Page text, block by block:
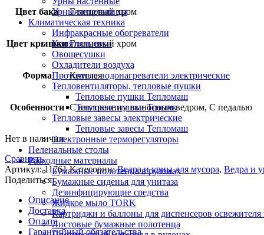
Урны-пепельницы
Климатическая техника
Инфракрасные обогреватели
Кипятильники
Овощесушки
Охладители воздуха
Проточные водонагреватели электрические
Тепловентиляторы, тепловые пушки
Тепловые пушки Тепломаш
Тепловые пушки Тропик
Тепловые завесы электрические
Тепловые завесы Тепломаш
Электронные терморегуляторы
Пеленальные столы
Расходные материалы
Бумажные полотенца в рулонах
Бумажные сиденья для унитаза
Дезинфицирующие средства
Жидкое мыло TORK
Картриджи и баллоны для диспенсеров освежителя
Листовые бумажные полотенца
Цвет бака Глянцевый хром
Цвет крышки Глянцевый хром
Форма Круглая
Особенности С внутренним выносным ведром, С педалью
Нет в наличии
Сравнить
Артикул:11761Категории: Ведра и урны для мусора, Ведра и
Поделиться:
Описание
Доставка
Оплата
Гарантийный обязательства